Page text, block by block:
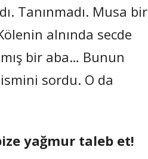
Tanınmadı. Musa bir
alnında secde
bir aba… Bunun
sordu. O da
yağmur taleb et!